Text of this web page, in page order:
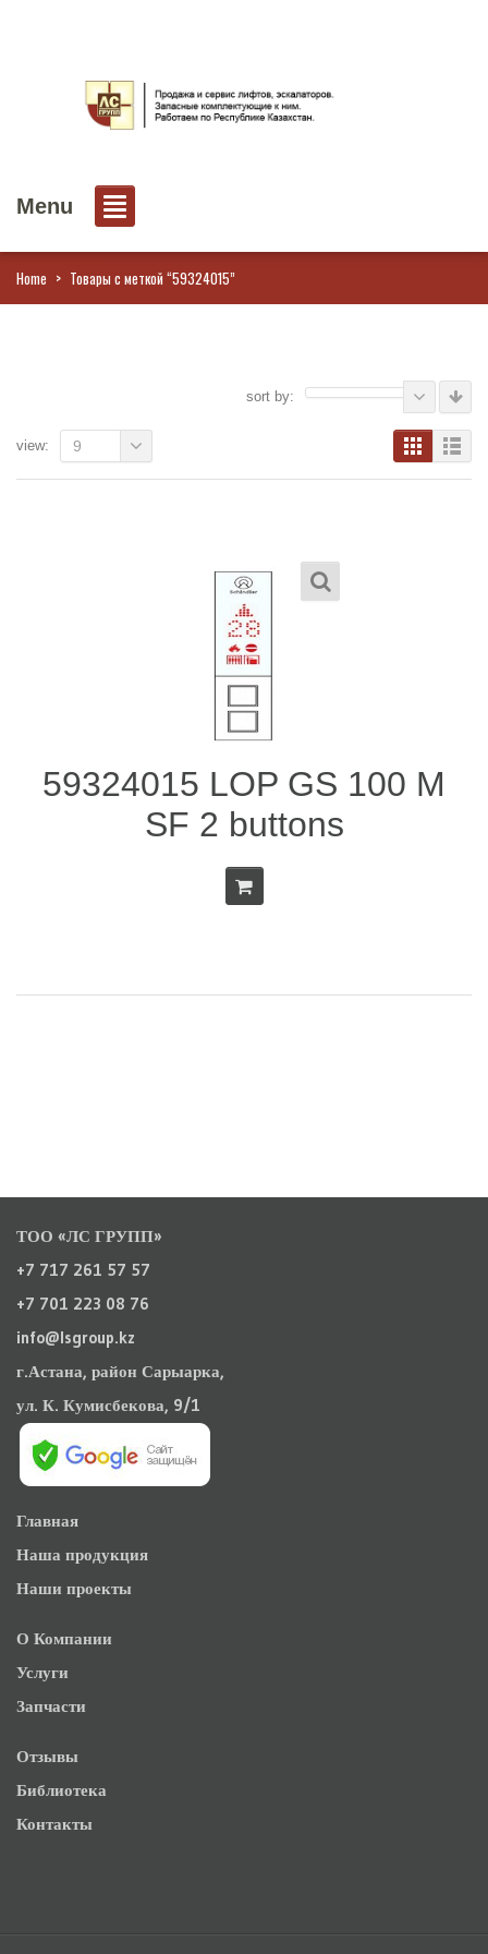
Menu
Home > Товары с меткой “59324015”
sort by:
view: 9
59324015 LOP GS 100 M
SF 2 buttons
ТОО «ЛС ГРУПП»
+7 717 261 57 57
+7 701 223 08 76
info@lsgroup.kz
г.Астана, район Сарыарка,
ул. К. Кумисбекова, 9/1
Главная
Наша продукция
Наши проекты
О Компании
Услуги
Запчасти
Отзывы
Библиотека
Контакты